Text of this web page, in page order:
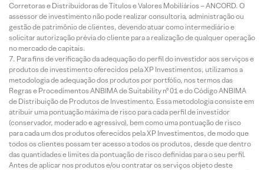
Corretoras e Distribuidoras de Títulos e Valores Mobiliários – ANCORD. O
assessor de investimento não pode realizar consultoria, administração ou
gestão de patrimônio de clientes, devendo atuar como intermediário e
solicitar autorização prévia do cliente para a realização de qualquer operação
no mercado de capitais.
Para fins de verificação da adequação do perfil do investidor aos serviços e
produtos de investimento oferecidos pela XP Investimentos, utilizamos a
metodologia de adequação dos produtos por portfólio, nos termos das
Regras e Procedimentos ANBIMA de Suitability nº 01 e do Código ANBIMA
de Distribuição de Produtos de Investimento. Essa metodologia consiste em
atribuir uma pontuação máxima de risco para cada perfil de investidor
(conservador, moderado e agressivo), bem como uma pontuação de risco
para cada um dos produtos oferecidos pela XP Investimentos, de modo que
todos os clientes possam ter acesso a todos os produtos, desde que dentro
das quantidades e limites da pontuação de risco definidas para o seu perfil.
Antes de aplicar nos produtos e/ou contratar os serviços objeto deste